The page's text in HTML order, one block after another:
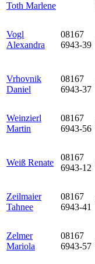
Toth Marlene
Vogl
Alexandra
08167
6943-39
Vrhovnik
Daniel
08167
6943-37
Weinzierl
Martin
08167
6943-56
Weiß Renate
08167
6943-12
Zeilmaier
Tahnee
08167
6943-41
Zelmer
Mariola
08167
6943-57